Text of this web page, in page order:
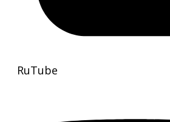
RuTube